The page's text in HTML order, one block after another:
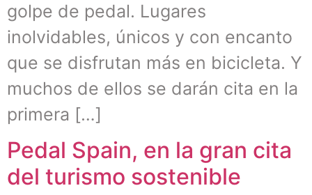
golpe de pedal. Lugares
inolvidables, únicos y con encanto
que se disfrutan más en bicicleta. Y
muchos de ellos se darán cita en la
primera […]
Pedal Spain, en la gran cita
del turismo sostenible